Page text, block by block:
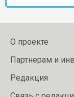
О проекте
Партнерам и
Редакция